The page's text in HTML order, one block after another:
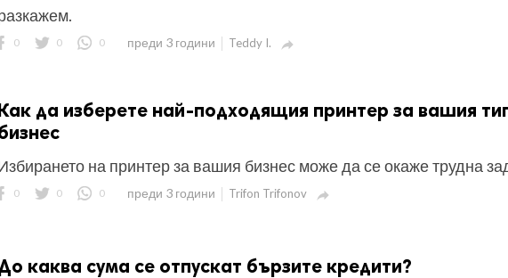
0 0 0 преди 3 години Teddy I. 
да изберете най-подходящия принтер за вашия
на принтер за вашия бизнес може да се окаже трудна
0 0 0 преди 3 години Trifon Trifonov 
каква сума се отпускат бързите кредити?